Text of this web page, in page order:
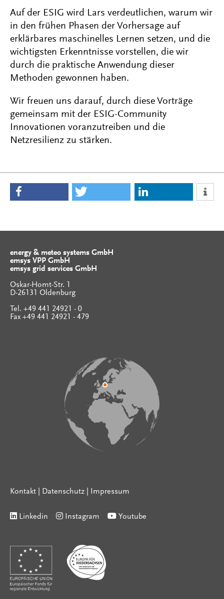
Auf der ESIG wird Lars verdeutlichen, warum wir
in den frühen Phasen der Vorhersage auf
erklärbares maschinelles Lernen setzen, und die
wichtigsten Erkenntnisse vorstellen, die wir
durch die praktische Anwendung dieser
Methoden gewonnen haben.
Wir freuen uns darauf, durch diese Vorträge
gemeinsam mit der ESIG-Community
Innovationen voranzutreiben und die
Netzresilienz zu stärken.
energy & meteo systems GmbH
emsys VPP GmbH
emsys grid services GmbH
Oskar-Homt-Str. 1
D-26131 Oldenburg
Tel. +49 441 24921 - 0
Fax +49 441 24921 - 479
Kontakt Datenschutz Impressum
Linkedin Instagram Youtube